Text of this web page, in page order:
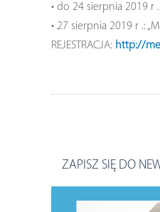
• do 24 sierpnia 2019
• 27 sierpnia 2019 r .:
REJESTRACJA: http://
ZAPISZ SIĘ DO